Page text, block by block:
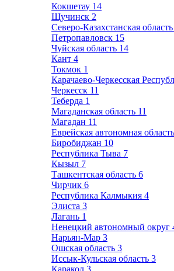
Кокшетау 14
Щучинск 2
Северо-Казахстанская область
Петропавловск 15
Чуйская область 14
Кант 4
Токмок 1
Карачаево-Черкесская
Черкесск 11
Теберда 1
Магаданская область 11
Магадан 11
Еврейская автономная область
Биробиджан 10
Республика Тыва 7
Кызыл 7
Ташкентская область 6
Чирчик 6
Республика Калмыкия 4
Элиста 3
Лагань 1
Ненецкий автономный округ
Нарьян-Мар 3
Ошская область 3
Иссык-Кульская область 3
Каракол 3